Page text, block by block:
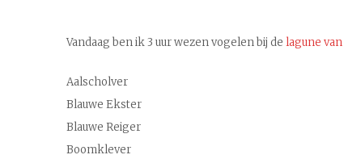
Vandaag ben ik 3 uur wezen vogelen bij de lagune
Aalscholver
Blauwe Ekster
Blauwe Reiger
Boomklever